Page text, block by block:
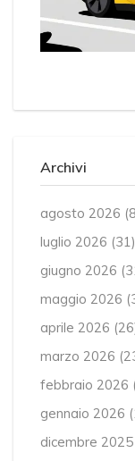
Archivi
agosto 2026
luglio 2026 (31)
giugno 2026
maggio 2026
aprile 2026
marzo 2026
febbraio 2026
gennaio 2026
dicembre 2025